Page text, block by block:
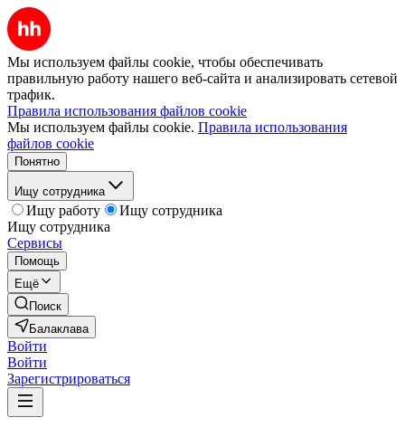
Мы используем файлы cookie, чтобы обеспечивать
правильную работу нашего веб-сайта и анализировать сетевой
трафик.
Правила использования файлов cookie
Мы используем файлы cookie. Правила использования
файлов cookie
Понятно
Ищу сотрудника
Ищу работу
Ищу сотрудника
Ищу сотрудника
Сервисы
Помощь
Ещё
Поиск
Балаклава
Войти
Войти
Зарегистрироваться